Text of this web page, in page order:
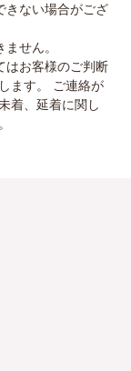
きない場合がござ
せん。
はお客様のご判断
ます。 ご連絡が
着、延着に関し